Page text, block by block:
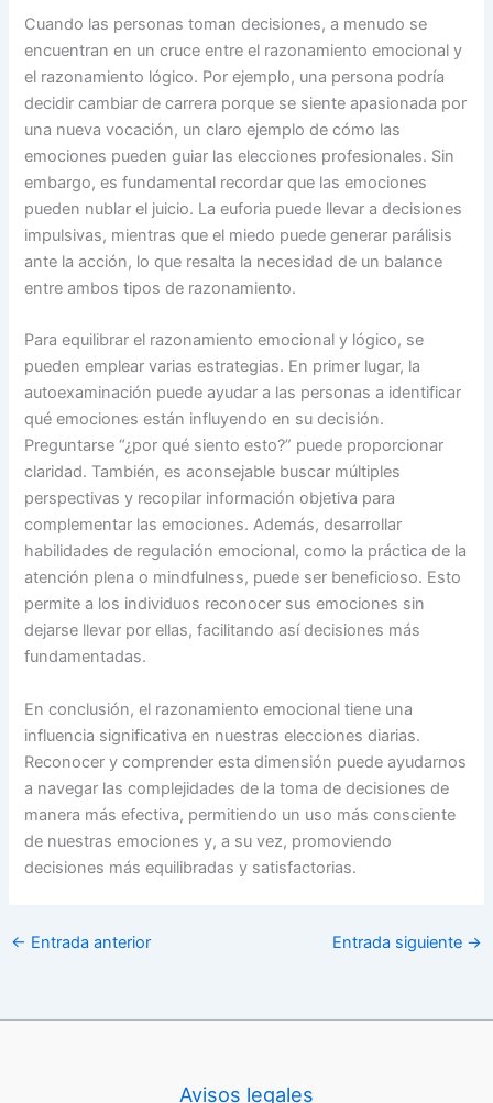
Cuando las personas toman decisiones, a menudo se
encuentran en un cruce entre el razonamiento emocional y
el razonamiento lógico. Por ejemplo, una persona podría
decidir cambiar de carrera porque se siente apasionada por
una nueva vocación, un claro ejemplo de cómo las
emociones pueden guiar las elecciones profesionales. Sin
embargo, es fundamental recordar que las emociones
pueden nublar el juicio. La euforia puede llevar a decisiones
impulsivas, mientras que el miedo puede generar parálisis
ante la acción, lo que resalta la necesidad de un balance
entre ambos tipos de razonamiento.
Para equilibrar el razonamiento emocional y lógico, se
pueden emplear varias estrategias. En primer lugar, la
autoexaminación puede ayudar a las personas a identificar
qué emociones están influyendo en su decisión.
Preguntarse “¿por qué siento esto?” puede proporcionar
claridad. También, es aconsejable buscar múltiples
perspectivas y recopilar información objetiva para
complementar las emociones. Además, desarrollar
habilidades de regulación emocional, como la práctica de la
atención plena o mindfulness, puede ser beneficioso. Esto
permite a los individuos reconocer sus emociones sin
dejarse llevar por ellas, facilitando así decisiones más
fundamentadas.
En conclusión, el razonamiento emocional tiene una
influencia significativa en nuestras elecciones diarias.
Reconocer y comprender esta dimensión puede ayudarnos
a navegar las complejidades de la toma de decisiones de
manera más efectiva, permitiendo un uso más consciente
de nuestras emociones y, a su vez, promoviendo
decisiones más equilibradas y satisfactorias.
← Entrada anterior Entrada siguiente →
Avisos legales